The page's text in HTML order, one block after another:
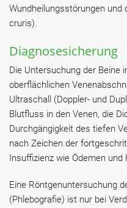
Wundheilungsstörungen und
cruris).
Diagnosesicherung
Die Untersuchung der Beine
oberflächlichen
Ultraschall (Doppler- und
Blutfluss in den Venen, die
Durchgängigkeit des tiefen
nach Zeichen der
Insuffizienz wie Ödemen und
Eine Röntgenuntersuchung
(Phlebografie) ist nur bei